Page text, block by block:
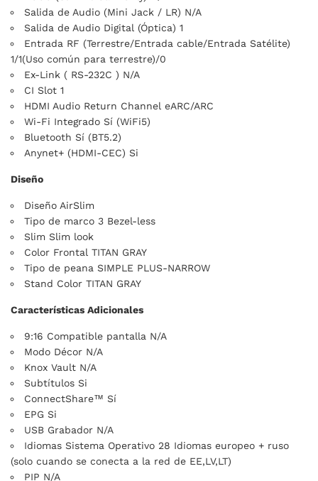
Salida de Audio (Mini Jack / LR) N/A
Salida de Audio Digital (Óptica) 1
Entrada RF (Terrestre/Entrada cable/Entrada Satélite)
1/1(Uso común para terrestre)/0
Ex-Link ( RS-232C ) N/A
CI Slot 1
HDMI Audio Return Channel eARC/ARC
Wi-Fi Integrado Sí (WiFi5)
Bluetooth Sí (BT5.2)
Anynet+ (HDMI-CEC) Si
Diseño
Diseño AirSlim
Tipo de marco 3 Bezel-less
Slim Slim look
Color Frontal TITAN GRAY
Tipo de peana SIMPLE PLUS-NARROW
Stand Color TITAN GRAY
Características Adicionales
9:16 Compatible pantalla N/A
Modo Décor N/A
Knox Vault N/A
Subtítulos Si
ConnectShare™ Sí
EPG Si
USB Grabador N/A
Idiomas Sistema Operativo 28 Idiomas europeo + ruso
(solo cuando se conecta a la red de EE,LV,LT)
PIP N/A